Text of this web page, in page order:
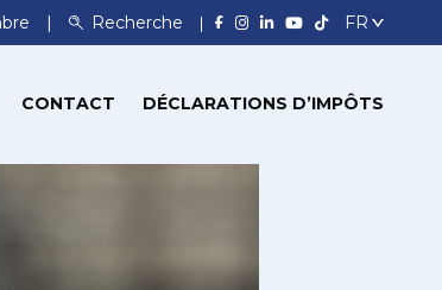
Recherche
CONTACT DÉCLARATIONS D’IMPÔTS